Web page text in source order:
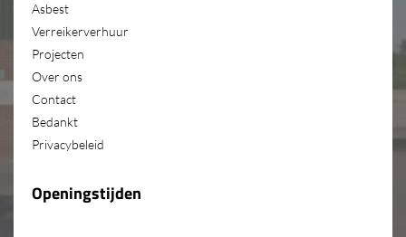
Asbest
Verreikerverhuur
Projecten
Over ons
Contact
Bedankt
Privacybeleid
Openingstijden